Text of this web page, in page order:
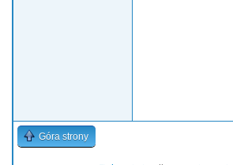
Góra strony